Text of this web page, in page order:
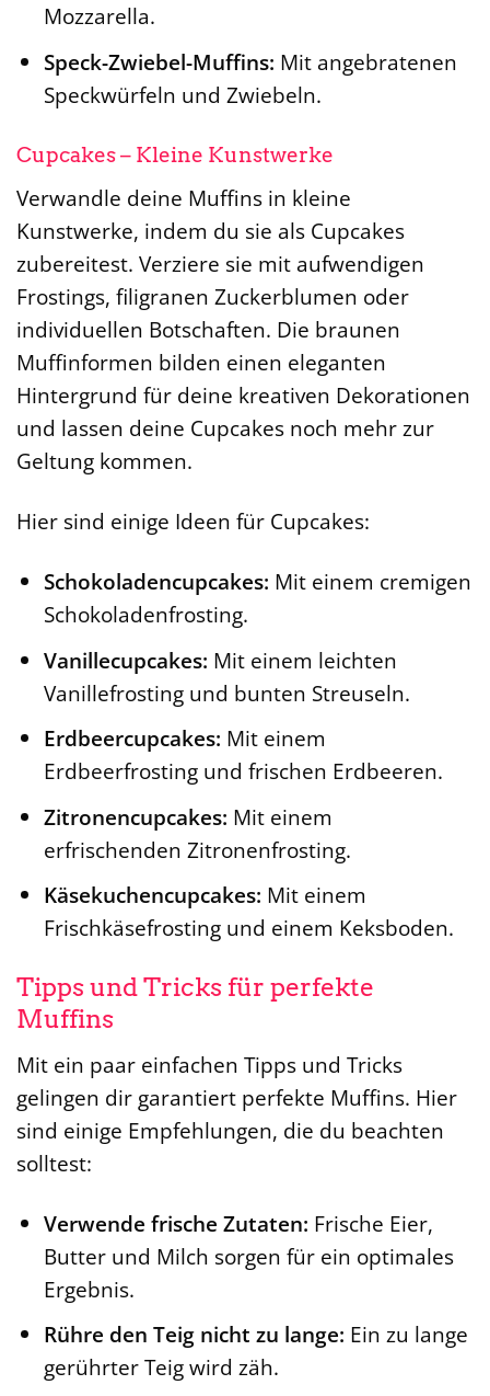
Mozzarella.
Speck-Zwiebel-Muffins: Mit angebratenen
Speckwürfeln und Zwiebeln.
Cupcakes – Kleine Kunstwerke
Verwandle deine Muffins in kleine
Kunstwerke, indem du sie als Cupcakes
zubereitest. Verziere sie mit aufwendigen
Frostings, filigranen Zuckerblumen oder
individuellen Botschaften. Die braunen
Muffinformen bilden einen eleganten
Hintergrund für deine kreativen Dekorationen
und lassen deine Cupcakes noch mehr zur
Geltung kommen.
Hier sind einige Ideen für Cupcakes:
Schokoladencupcakes: Mit einem cremigen
Schokoladenfrosting.
Vanillecupcakes: Mit einem leichten
Vanillefrosting und bunten Streuseln.
Erdbeercupcakes: Mit einem
Erdbeerfrosting und frischen Erdbeeren.
Zitronencupcakes: Mit einem
erfrischenden Zitronenfrosting.
Käsekuchencupcakes: Mit einem
Frischkäsefrosting und einem Keksboden.
Tipps und Tricks für perfekte
Muffins
Mit ein paar einfachen Tipps und Tricks
gelingen dir garantiert perfekte Muffins. Hier
sind einige Empfehlungen, die du beachten
solltest:
Verwende frische Zutaten: Frische Eier,
Butter und Milch sorgen für ein optimales
Ergebnis.
Rühre den Teig nicht zu lange: Ein zu lange
gerührter Teig wird zäh.